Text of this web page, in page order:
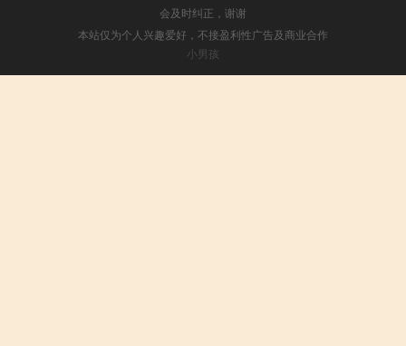
会及时纠正，谢谢
本站仅为个人兴趣爱好，不接盈利性广告及商业合作
小男孩